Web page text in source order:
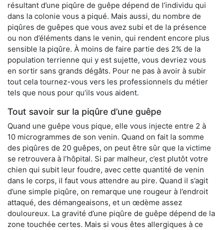
résultant d’une piqûre de guêpe dépend de l’individu qui
dans la colonie vous a piqué. Mais aussi, du nombre de
piqûres de guêpes que vous avez subi et de la présence
ou non d’éléments dans le venin, qui rendent encore plus
sensible la piqûre. À moins de faire partie des 2% de la
population terrienne qui y est sujette, vous devriez vous
en sortir sans grands dégâts. Pour ne pas à avoir à subir
tout cela tournez-vous vers les professionnels du métier
tels que nous pour qu’ils vous aident.
Tout savoir sur la piqûre d’une guêpe
Quand une guêpe vous pique, elle vous injecte entre 2 à
10 microgrammes de son venin. Quand on fait la somme
des piqûres de 20 guêpes, on peut être sûr que la victime
se retrouvera à l’hôpital. Si par malheur, c’est plutôt votre
chien qui subit leur foudre, avec cette quantité de venin
dans le corps, il faut vous attendre au pire. Quand il s’agit
d’une simple piqûre, on remarque une rougeur à l’endroit
attaqué, des démangeaisons, et un œdème assez
douloureux. La gravité d’une piqûre de guêpe dépend de la
zone touchée certes. Mais si vous êtes allergiques à ce